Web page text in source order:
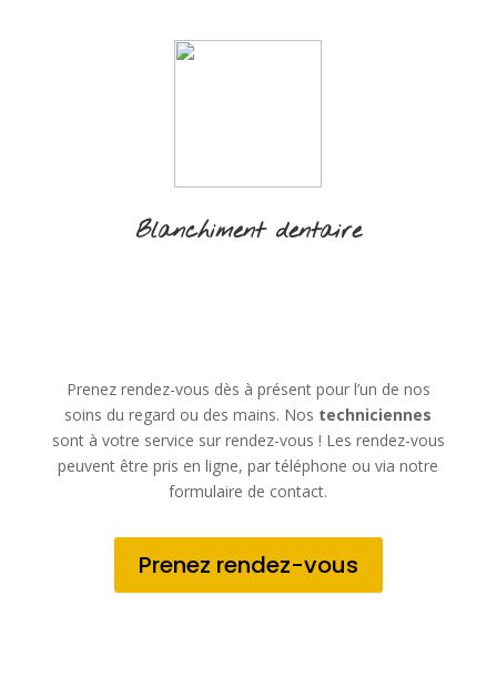
Blanchiment dentaire
Prenez rendez-vous dès à présent pour l’un de nos
soins du regard ou des mains. Nos techniciennes
sont à votre service sur rendez-vous ! Les rendez-vous
peuvent être pris en ligne, par téléphone ou via notre
formulaire de contact.
Prenez rendez-vous